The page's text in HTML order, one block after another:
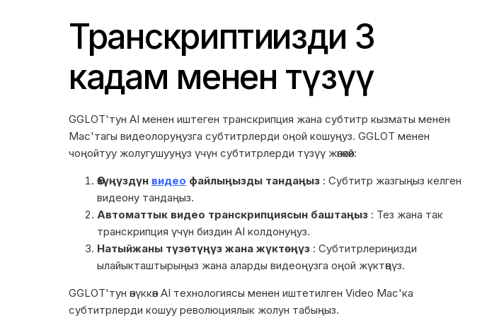
Транскриптиңизди 3
кадам менен түзүү
GGLOT'тун AI менен иштеген транскрипция жана субтитр кызматы менен
Mac'тагы видеолоруңузга субтитрлерди оңой кошуңуз. GGLOT менен
чоңойтуу жолугушууңуз үчүн субтитрлерди түзүү жөнөкөй:
Өзүңүздүн видео файлыңызды тандаңыз : Субтитр жазгыңыз келген
видеону тандаңыз.
Автоматтык видео транскрипциясын баштаңыз : Тез жана так
транскрипция үчүн биздин AI колдонуңуз.
Натыйжаны түзөтүңүз жана жүктөңүз : Субтитрлериңизди
ылайыкташтырыңыз жана аларды видеоңузга оңой жүктөңүз.
GGLOT'тун өнүккөн AI технологиясы менен иштетилген Video Mac'ка
субтитрлерди кошуу революциялык жолун табыңыз.